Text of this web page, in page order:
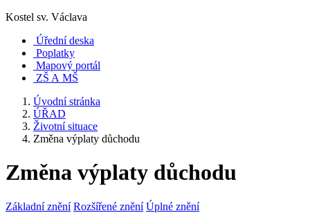
Kostel sv. Václava
Úřední deska
Poplatky
Mapový portál
ZŠ A MŠ
Úvodní stránka
ÚŘAD
Životní situace
Změna výplaty důchodu
Změna výplaty důchodu
Základní znění Rozšířené znění Úplné znění